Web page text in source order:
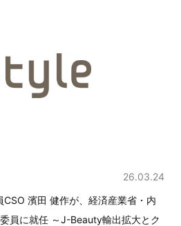
26.03.24
濱田 健作が、経済産業省・内
員に就任 ～J-Beauty輸出拡大とク